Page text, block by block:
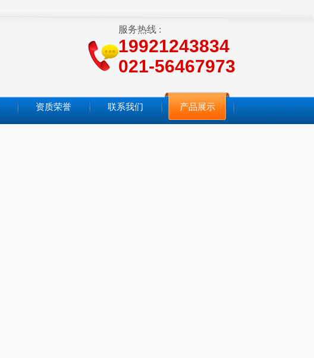
服务热线 :
19921243834
021-56467973
资质荣誉 联系我们 产品展示